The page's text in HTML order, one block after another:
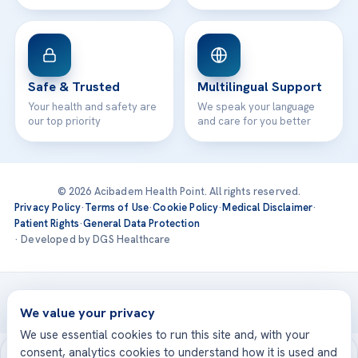
Safe & Trusted
Your health and safety are
our top priority
Multilingual Support
We speak your language
and care for you better
© 2026 Acibadem Health Point. All rights reserved.
Privacy Policy·Terms of Use·Cookie Policy·Medical Disclaimer·
Patient Rights·General Data Protection
· Developed by DGS Healthcare
Treatments are delivered at our JCI-accredited hospitals —
Acıbadem International
We value your privacy
We use essential cookies to run this site and, with your
consent, analytics cookies to understand how it is used and